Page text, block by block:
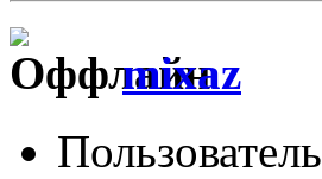
mixaz
Пользователь